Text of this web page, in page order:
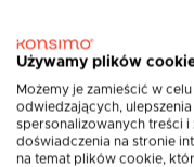
Używamy plików
Możemy je zamieścić w
odwiedzających,
spersonalizowanych treści i
doświadczenia na stronie
na temat plików cookie,